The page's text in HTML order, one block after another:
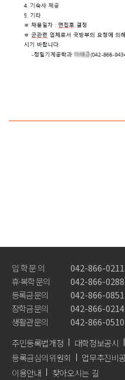
산업
교육기
홍보영상
뉴스레터
학사안내
입 학 문 의
042-866-0211
휴·복학 문의
042-866-0288
등록금 문의
042-866-0851
장학금 문의
042-866-0214
생활관 문의
042-866-0510
주민등록법개정
대학정보공시
등록금심의위원회
업무추진비
이용안내
찾아오시는 길